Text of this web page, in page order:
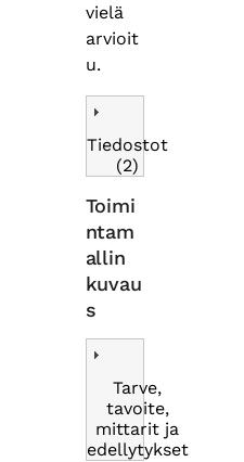
vielä
arvioit
u.
Tiedostot
(2)
Toimi
ntam
allin
kuvau
s
Tarve,
tavoite,
mittarit ja
edellytykset